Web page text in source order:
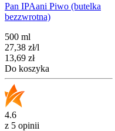
Pan IPAani Piwo (butelka
bezzwrotna)
500 ml
27,38 zł/l
Cena
13,69 zł
Do koszyka
4.6
z 5 opinii